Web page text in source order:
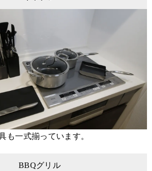
も一式揃っています。
BBQグリル